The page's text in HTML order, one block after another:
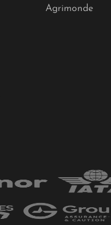
Agrimonde